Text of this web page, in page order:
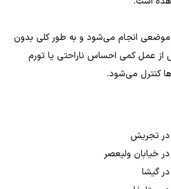
انجام می‌شود و به طور کلی بدون
عمل کمی احساس ناراحتی یا تورم
کنترل می‌شود.
در تجریش
خیابان ولیعصر
گیشا